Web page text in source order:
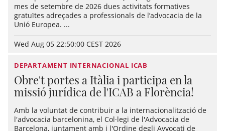
mes de setembre de 2026 dues activitats formatives
gratuïtes adreçades a professionals de l’advocacia de la
Unió Europea. ...
Wed Aug 05 22:50:00 CEST 2026
DEPARTAMENT INTERNACIONAL ICAB
Obre't portes a Itàlia i participa en la
missió jurídica de l'ICAB a Florència!
Amb la voluntat de contribuir a la internacionalització de
l'advocacia barcelonina, el Col·legi de l'Advocacia de
Barcelona, juntament amb i l'Ordine degli Avvocati de